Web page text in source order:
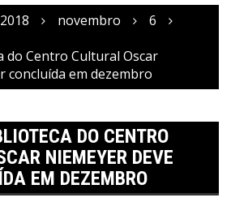
2018 novembro
6
do Centro Cultural Oscar
concluída em dezembro
DO CENTRO
NIEMEYER DEVE
EM DEZEMBRO